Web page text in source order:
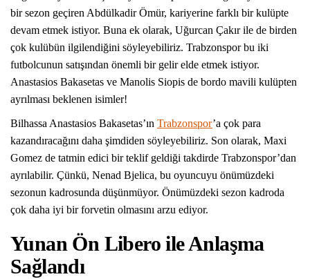
bir sezon geçiren Abdülkadir Ömür, kariyerine farklı bir kulüpte
devam etmek istiyor. Buna ek olarak, Uğurcan Çakır ile de birden
çok kulübün ilgilendiğini söyleyebiliriz. Trabzonspor bu iki
futbolcunun satışından önemli bir gelir elde etmek istiyor.
Anastasios Bakasetas ve Manolis Siopis de bordo mavili kulüpten
ayrılması beklenen isimler!
Bilhassa Anastasios Bakasetas’ın Trabzonspor’a çok para
kazandıracağını daha şimdiden söyleyebiliriz. Son olarak, Maxi
Gomez de tatmin edici bir teklif geldiği takdirde Trabzonspor’dan
ayrılabilir. Çünkü, Nenad Bjelica, bu oyuncuyu önümüzdeki
sezonun kadrosunda düşünmüyor. Önümüzdeki sezon kadroda
çok daha iyi bir forvetin olmasını arzu ediyor.
Yunan Ön Libero ile Anlaşma
Sağlandı